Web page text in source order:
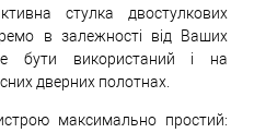
стулка двостулкових
в залежності від Ваших
бути використаний і на
дверних полотнах.
максимально простий: